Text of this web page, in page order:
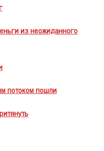
из неожиданного
потоком пошли